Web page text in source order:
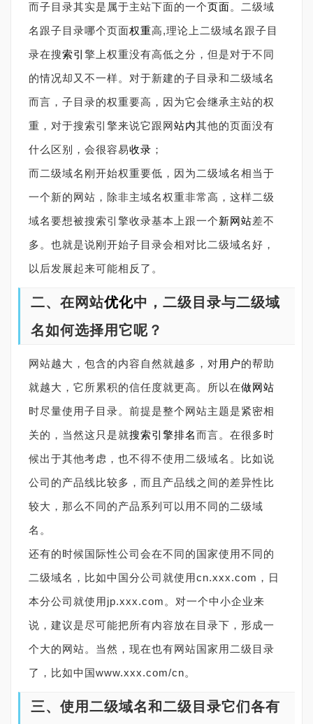
而子目录其实是属于主站下面的一个页面。二级域
名跟子目录哪个页面权重高,理论上二级域名跟子目
录在搜索引 擎上权重没有高低之分，但是对于不同
的情况却又不一样。对于新建的子目录和二级域名
而言，子目录的权重要高，因为它会继承主站的权
重，对于搜索引擎来说它跟网站内其他的页面没有
什么区别，会很容易收录 ；
而二级域名刚开始权重要低，因为二级域名相当于
一个新的网站，除非主域名权重非常高，这样二级
域名要想被搜索引擎收录基本上跟一个新网站差不
多。也就是说刚开始子目录会相对比二级域名好，
以后发展起来可能相反了。
二、在网站优化中，二级目录与二级域
名如何选择用它呢？
网站越大，包含的内容自然就越多，对用户的帮助
就越大，它所累积的信任度就更高。所以在做网站
时尽量使用子目录。前提是整个网站主题是紧密相
关的，当然这只是就搜索引擎排名而言。在很多时
候出于其他考虑，也不得不使用二级域名。比如说
公司的产品线比较多，而且产品线之间的差异性比
较大，那么不同的产品系列可以用不同的二级域
名。
还有的时候国际性公司会在不同的国家使用不同的
二级域名，比如中国分公司就使用cn.xxx.com，日
本分公司就使用jp.xxx.com。对一个中小企业来
说，建议是尽可能把所有内容放在目录下，形成一
个大的网站。当然，现在也有网站国家用二级目录
了，比如中国www.xxx.com/cn。
三、使用二级域名和二级目录它们各有